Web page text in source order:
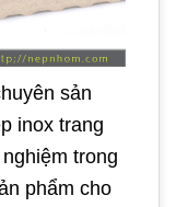
sản
inox trang
trong
phẩm cho